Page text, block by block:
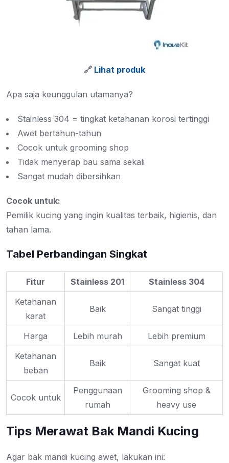
🔗 Lihat produk
Apa saja keunggulan utamanya?
Stainless 304 = tingkat ketahanan korosi tertinggi
Awet bertahun-tahun
Cocok untuk grooming shop
Tidak menyerap bau sama sekali
Sangat mudah dibersihkan
Cocok untuk:
Pemilik kucing yang ingin kualitas terbaik, higienis, dan
tahan lama.
Tabel Perbandingan Singkat
Fitur Stainless 201
Stainless 304
Ketahanan
karat
Baik Sangat tinggi
Harga Lebih murah
Lebih premium
Ketahanan
beban
Baik Sangat kuat
Cocok untuk
Penggunaan
rumah
Grooming shop &
heavy use
Tips Merawat Bak Mandi Kucing
Agar bak mandi kucing awet, lakukan ini: